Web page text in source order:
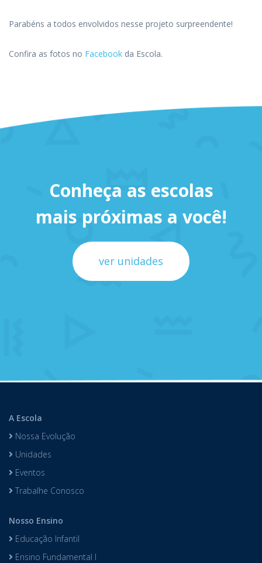
Parabéns a todos envolvidos nesse projeto surpreendente!
Confira as fotos no Facebook da Escola.
Conheça as escolas
mais próximas a você!
ver unidades
A Escola
Nossa Evolução
Unidades
Eventos
Trabalhe Conosco
Nosso Ensino
Educação Infantil
Ensino Fundamental I